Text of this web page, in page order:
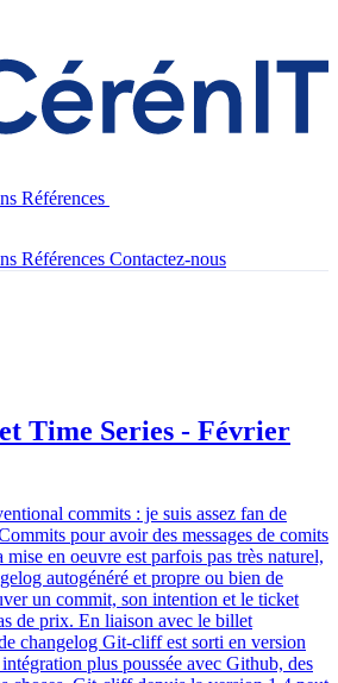
Références
Références Contactez-nous
Time Series - Février
commits : je suis assez fan de
pour avoir des messages de comits
en oeuvre est parfois pas très naturel,
autogénéré et propre ou bien de
un commit, son intention et le ticket
de prix. En liaison avec le billet
changelog Git-cliff est sorti en version
plus poussée avec Github, des